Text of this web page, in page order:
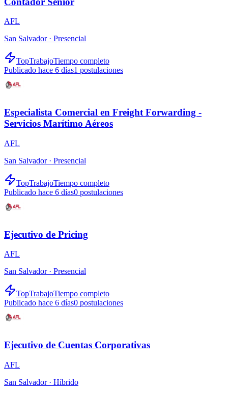
AFL
San Salvador · Presencial
TopTrabajoTiempo completo
Publicado hace 6 días1 postulaciones
Especialista Comercial en Freight Forwarding -
Servicios Marítimo Aéreos
AFL
San Salvador · Presencial
TopTrabajoTiempo completo
Publicado hace 6 días0 postulaciones
Ejecutivo de Pricing
AFL
San Salvador · Presencial
TopTrabajoTiempo completo
Publicado hace 6 días0 postulaciones
Ejecutivo de Cuentas Corporativas
AFL
San Salvador · Híbrido